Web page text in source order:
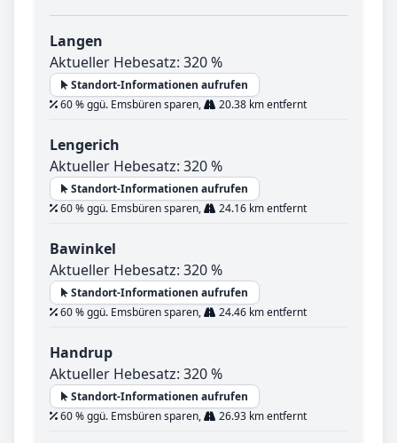
Langen
Aktueller Hebesatz: 320 %
Standort-Informationen aufrufen
60 % ggü. Emsbüren sparen,
20.38 km entfernt
Lengerich
Aktueller Hebesatz: 320 %
Standort-Informationen aufrufen
60 % ggü. Emsbüren sparen,
24.16 km entfernt
Bawinkel
Aktueller Hebesatz: 320 %
Standort-Informationen aufrufen
60 % ggü. Emsbüren sparen,
24.46 km entfernt
Handrup
Aktueller Hebesatz: 320 %
Standort-Informationen aufrufen
60 % ggü. Emsbüren sparen,
26.93 km entfernt